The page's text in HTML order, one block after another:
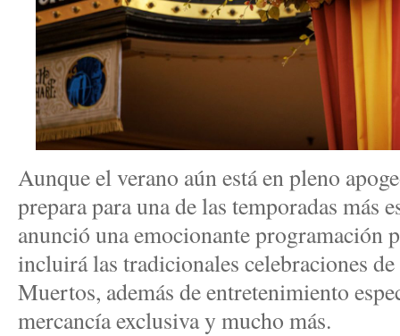
Aunque el verano aún está en pleno
prepara para una de las temporadas más
anunció una emocionante programación
incluirá las tradicionales celebraciones
Muertos, además de entretenimiento
mercancía exclusiva y mucho más.